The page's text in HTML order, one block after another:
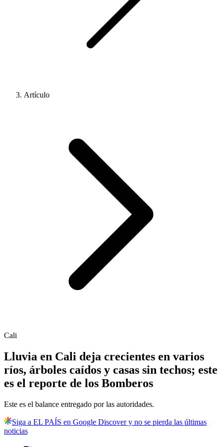
Artículo
Cali
Lluvia en Cali deja crecientes en varios
ríos, árboles caídos y casas sin techos; este
es el reporte de los Bomberos
Este es el balance entregado por las autoridades.
Siga a EL PAÍS en Google Discover y no se pierda las últimas
noticias